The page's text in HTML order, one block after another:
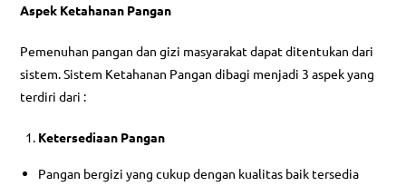
Aspek Ketahanan Pangan
Pemenuhan pangan dan gizi masyarakat dapat ditentukan dari
sistem. Sistem Ketahanan Pangan dibagi menjadi 3 aspek yang
terdiri dari :
Ketersediaan Pangan
Pangan bergizi yang cukup dengan kualitas baik tersedia